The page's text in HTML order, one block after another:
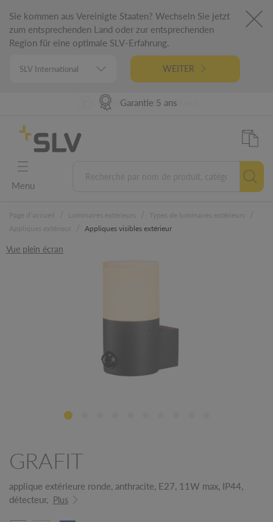
Sie kommen aus Vereinigte Staaten? Wechseln Sie jetzt
zum entsprechenden Land oder zur entsprechenden
Region für eine optimale SLV-Erfahrung.
WEITER
Disponibilité produit à 98%
Performance de livraison
Garantie 5 ans
Conception Allemande
Menu
Appliques visibles extérieur
Vue plein écran
GRAFIT
applique extérieure ronde, anthracite, E27, 11W max, IP44,
détecteur,
Plus